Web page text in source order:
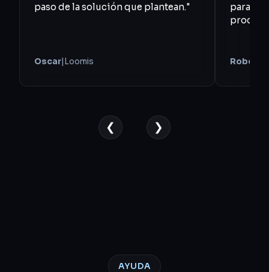
❮
paso de la solución que plantean."
Oscar Loomis
para
Roberto
❯
AYUDA